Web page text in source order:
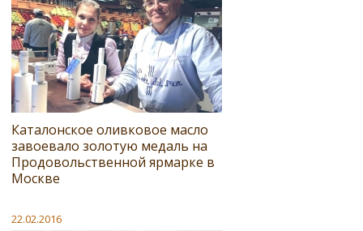
Каталонское оливковое масло
завоевало золотую медаль на
Продовольственной ярмарке в
Москве
22.02.2016